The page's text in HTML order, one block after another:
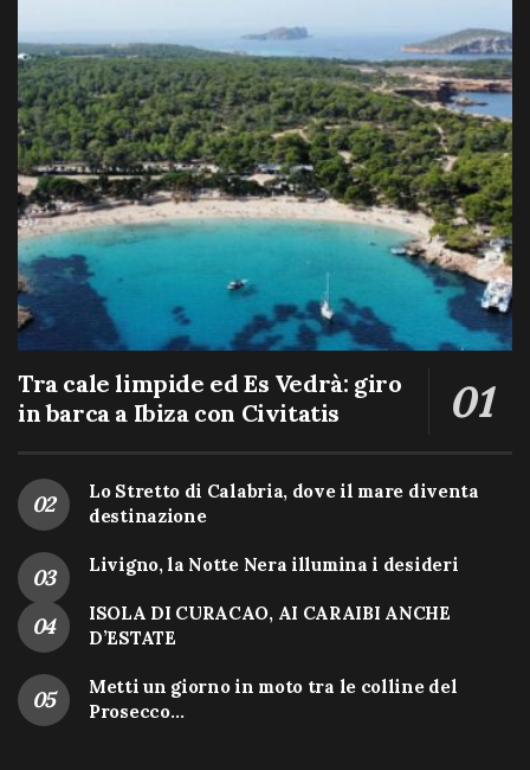
Tra cale limpide ed Es Vedrà: giro
in barca a Ibiza con Civitatis
Lo Stretto di Calabria, dove il mare diventa
destinazione
Livigno, la Notte Nera illumina i desideri
ISOLA DI CURACAO, AI CARAIBI ANCHE
D’ESTATE
Metti un giorno in moto tra le colline del
Prosecco…